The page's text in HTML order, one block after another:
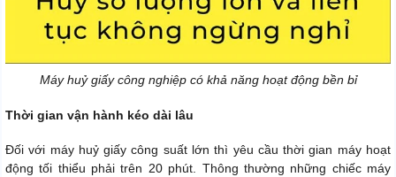
Máy huỷ giấy công nghiệp có khả năng hoạt động bền bỉ
Thời gian vận hành kéo dài lâu
Đối với máy huỷ giấy công suất lớn thì yêu cầu thời gian máy hoạt
động tối thiểu phải trên 20 phút. Thông thường những chiếc máy